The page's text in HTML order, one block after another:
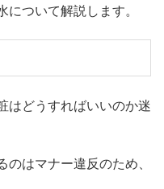
ついて解説します。
はどうすればいいのか迷
はマナー違反のため、